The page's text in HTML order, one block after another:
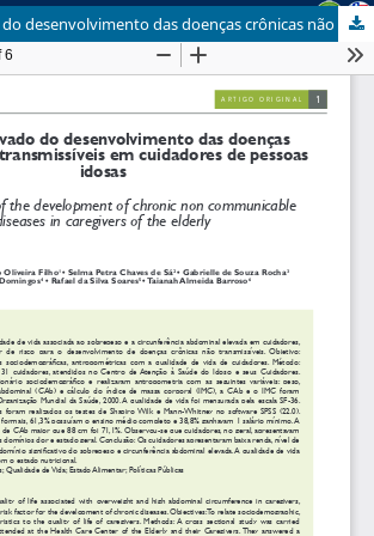
O Risco elevado do desenvolvimento das doenças crônicas não transmissíveis em cuidadores de pessoas idosas